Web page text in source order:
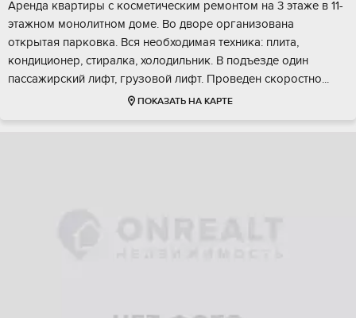
Аренда квартиры с косметическим ремонтом на 3 этаже в 11-
этажном монолитном доме. Во дворе организована
открытая парковка. Вся необходимая техника: плита,
кондиционер, стиралка, холодильник. В подъезде один
пассажирский лифт, грузовой лифт. Проведен скоростно...
ПОКАЗАТЬ НА КАРТЕ